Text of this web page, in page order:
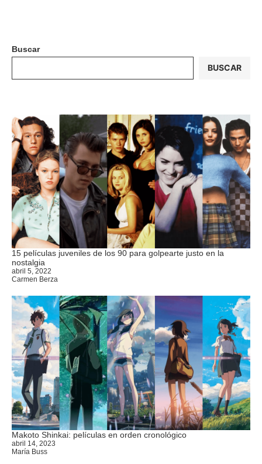
Buscar
BUSCAR
15 películas juveniles de los 90 para golpearte justo en la
nostalgia
abril 5, 2022
Carmen Berza
Makoto Shinkai: películas en orden cronológico
abril 14, 2023
María Buss